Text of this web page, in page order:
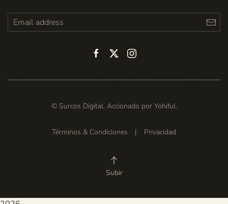
© Surcos Digital. Accionado por Yohiful.
Términos & Condiciones | Privacidad
Subir